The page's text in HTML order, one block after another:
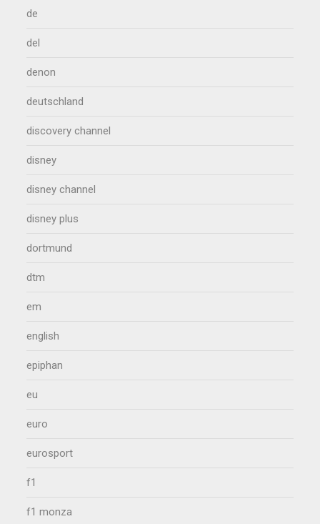
de
del
denon
deutschland
discovery channel
disney
disney channel
disney plus
dortmund
dtm
em
english
epiphan
eu
euro
eurosport
f1
f1 monza